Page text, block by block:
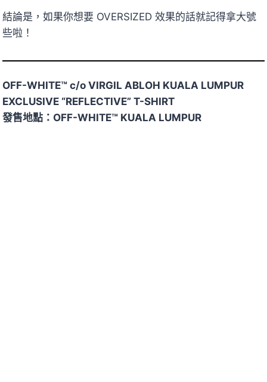
結論是，如果你想要 OVERSIZED 效果的話就記得拿大號
些啦！
OFF-WHITE™ c/o VIRGIL ABLOH KUALA LUMPUR
EXCLUSIVE “REFLECTIVE” T-SHIRT
發售地點：OFF-WHITE™ KUALA LUMPUR